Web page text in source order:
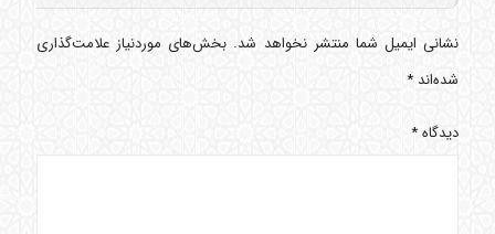
نشانی ایمیل شما منتشر نخواهد شد. بخش‌های موردنیاز علامت‌گذاری
شده‌اند*
دیدگاه*